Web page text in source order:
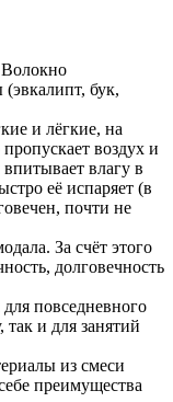
бук,
и лёгкие, на
воздух и
влагу в
её испаряет (в
почти не
За счёт этого
долговечность
повседневного
и для занятий
из смеси
преимущества